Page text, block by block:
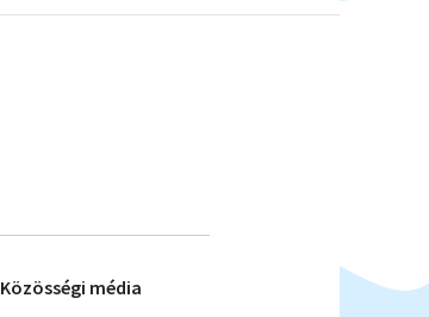
Közösségi média